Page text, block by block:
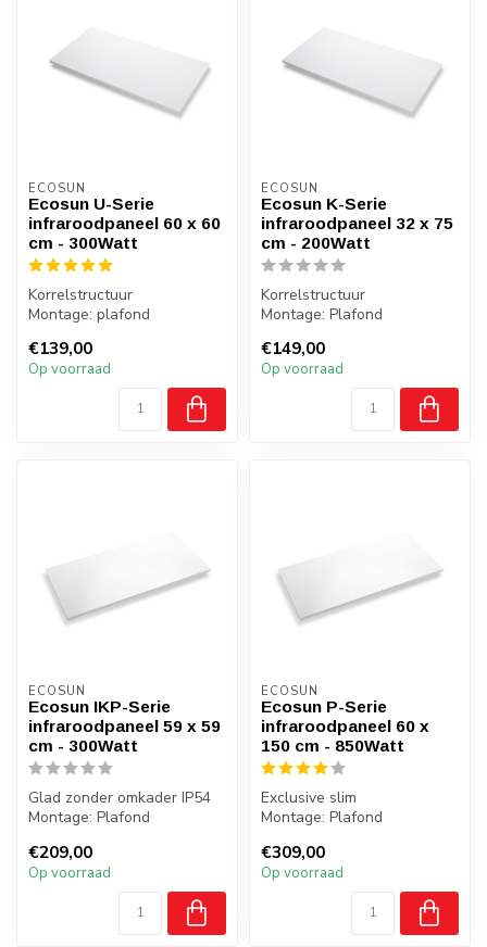
ECOSUN
Ecosun U-Serie
infraroodpaneel 60 x 60
cm - 300Watt
Korrelstructuur
Montage: plafond
Badkamer: ja, zone 2, 3
€139,00
Op voorraad
ECOSUN
Ecosun K-Serie
infraroodpaneel 32 x 75
cm - 200Watt
Korrelstructuur
Montage: Plafond
Badkamer: Ja, zone 2,3
€149,00
Op voorraad
ECOSUN
Ecosun IKP-Serie
infraroodpaneel 59 x 59
cm - 300Watt
Glad zonder omkader IP54
Montage: Plafond
Badkamer: Ja, zone...
€209,00
Op voorraad
ECOSUN
Ecosun P-Serie
infraroodpaneel 60 x
150 cm - 850Watt
Exclusive slim
Montage: Plafond
Badkamer: Ja, zone 2,3
€309,00
Op voorraad